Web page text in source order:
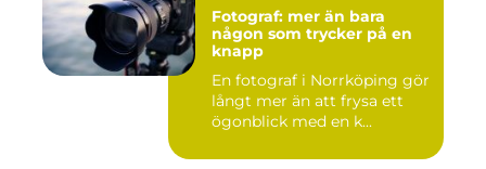
Fotograf: mer än bara
någon som trycker på en
knapp
En fotograf i Norrköping gör
långt mer än att frysa ett
ögonblick med en k...